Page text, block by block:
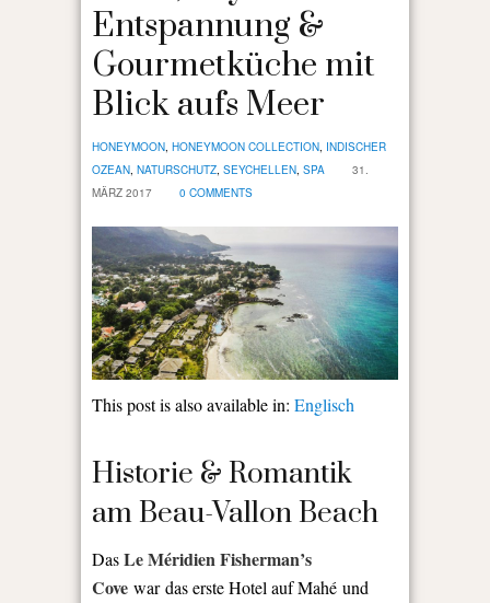
Entspannung &
Gourmetküche mit
Blick aufs Meer
HONEYMOON, HONEYMOON COLLECTION, INDISCHER
OZEAN, NATURSCHUTZ, SEYCHELLEN, SPA
31.
MÄRZ 2017
0 COMMENTS
This post is also available in: Englisch
Historie & Romantik
am Beau-Vallon Beach
DasLe Méridien Fisherman’s
Cove war das erste Hotel auf Mahé und